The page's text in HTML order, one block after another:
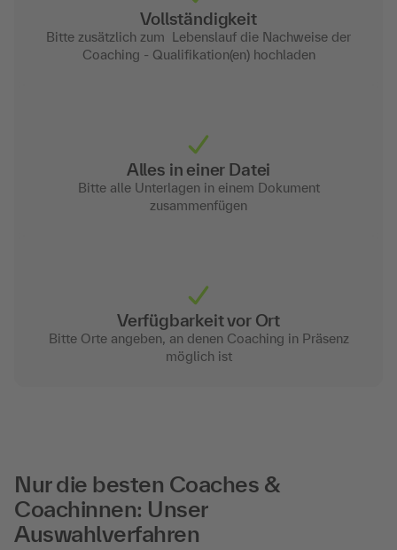
Vollständigkeit
Bitte zusätzlich zum Lebenslauf die Nachweise der
Coaching - Qualifikation(en) hochladen
Alles in einer Datei
Bitte alle Unterlagen in einem Dokument
zusammenfügen
Verfügbarkeit vor Ort
Bitte Orte angeben, an denen Coaching in Präsenz
möglich ist
Nur die besten Coaches &
Coachinnen: Unser
Auswahlverfahren